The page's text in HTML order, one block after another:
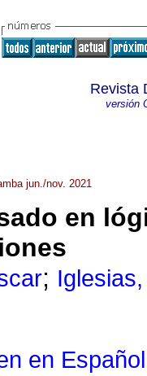
Revista
versión
jun./nov. 2021
en
;
en Español